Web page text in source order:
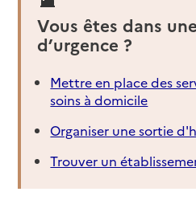
Vous êtes dans
d’urgence ?
Mettre en place des
soins à domicile
Organiser une sortie
Trouver un